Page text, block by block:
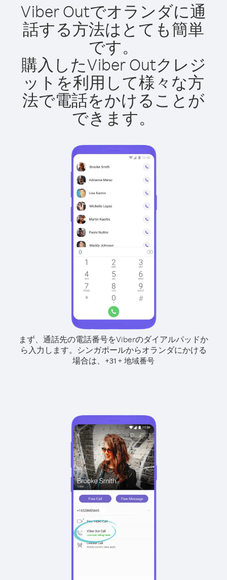
Viber Outでオランダに通
話する方法はとても簡単
です。
購入したViber Outクレジ
ットを利用して様々な方
法で電話をかけることが
できます。
まず、通話先の電話番号をViberのダイアルパッドか
ら入力します。 シンガポールからオランダにかける
場合は、 +31 + 地域番号